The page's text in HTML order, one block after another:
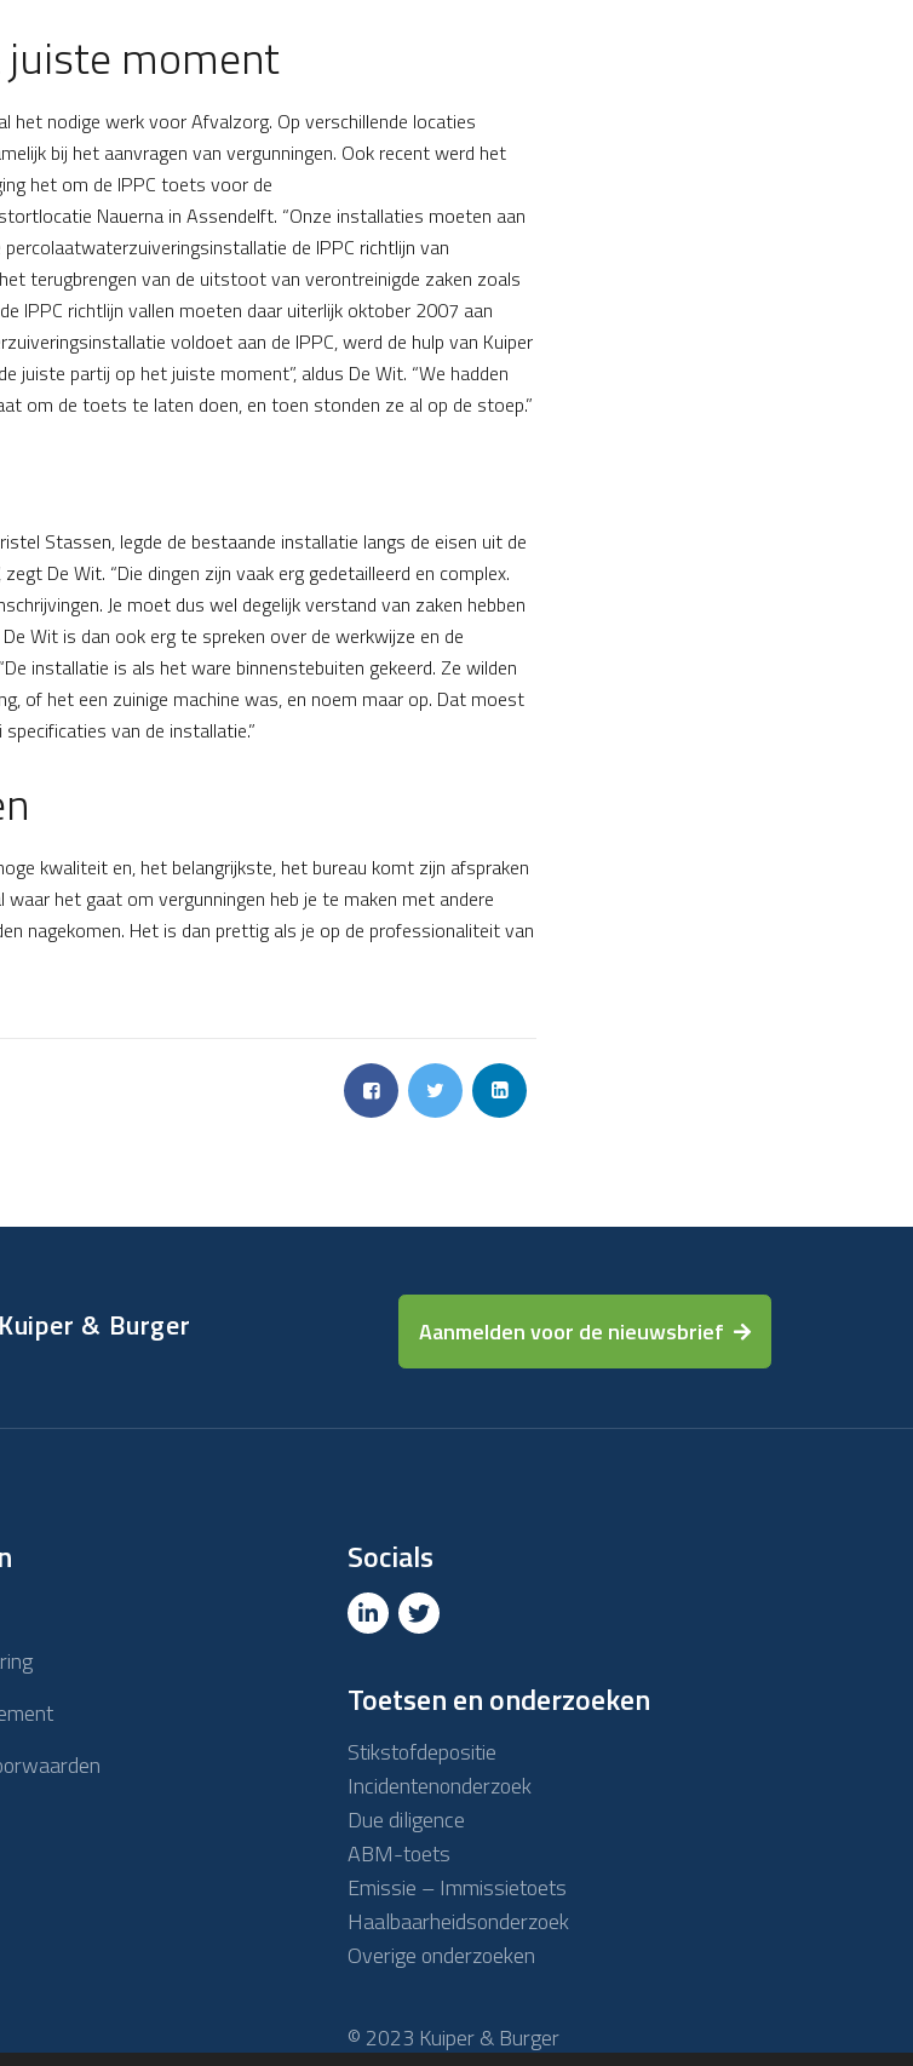
moment
het nodige werk voor Afvalzorg. Op verschillende locaties
bij het aanvragen van vergunningen. Ook recent werd het
het om de IPPC toets voor de
Nauerna in Assendelft. “Onze installaties moeten aan
de IPPC richtlijn van
terugbrengen van de uitstoot van verontreinigde zaken zoals
IPPC richtlijn vallen moeten daar uiterlijk oktober 2007 aan
voldoet aan de IPPC, werd de hulp van Kuiper
juiste partij op het juiste moment”, aldus De Wit. “We hadden
om de toets te laten doen, en toen stonden ze al op de stoep.”
Stassen, legde de bestaande installatie langs de eisen uit de
De Wit. “Die dingen zijn vaak erg gedetailleerd en complex.
Je moet dus wel degelijk verstand van zaken hebben
Wit is dan ook erg te spreken over de werkwijze en de
installatie is als het ware binnenstebuiten gekeerd. Ze wilden
of het een zuinige machine was, en noem maar op. Dat moest
van de installatie.”
kwaliteit en, het belangrijkste, het bureau komt zijn afspraken
waar het gaat om vergunningen heb je te maken met andere
nagekomen. Het is dan prettig als je op de professionaliteit van
& Burger Aanmelden voor de nieuwsbrief
Socials
Toetsen en onderzoeken
Stikstofdepositie
Incidentenonderzoek
Due diligence
ABM-toets
Emissie – Immissietoets
Haalbaarheidsonderzoek
Overige onderzoeken
© 2023 Kuiper & Burger